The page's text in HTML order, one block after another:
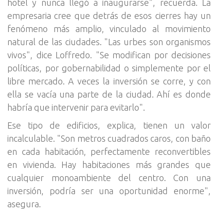
hotel y nunca llegó a inaugurarse", recuerda. La
empresaria cree que detrás de esos cierres hay un
fenómeno más amplio, vinculado al movimiento
natural de las ciudades. "Las urbes son organismos
vivos", dice Loffredo. "Se modifican por decisiones
políticas, por gobernabilidad o simplemente por el
libre mercado. A veces la inversión se corre, y con
ella se vacía una parte de la ciudad. Ahí es donde
habría que intervenir para evitarlo".
Ese tipo de edificios, explica, tienen un valor
incalculable. "Son metros cuadrados caros, con baño
en cada habitación, perfectamente reconvertibles
en vivienda. Hay habitaciones más grandes que
cualquier monoambiente del centro. Con una
inversión, podría ser una oportunidad enorme",
asegura.